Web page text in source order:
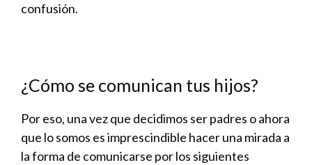
confusión.
¿Cómo se comunican tus hijos?
Por eso, una vez que decidimos ser padres o ahora
que lo somos es imprescindible hacer una mirada a
la forma de comunicarse por los siguientes